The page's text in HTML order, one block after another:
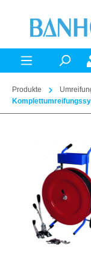
springen
Produkte